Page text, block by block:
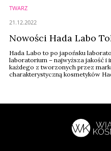
TWARZ
Nowości Hada Labo
Hada Labo to po japońsku
laboratorium – najwyższa jakość i
każdego z tworzonych przez
charakterystyczną kosmetyków
21.12.2022